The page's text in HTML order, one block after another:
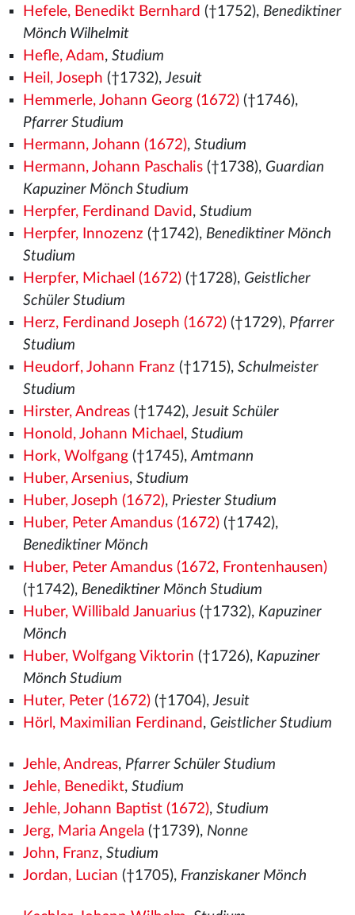
Hefele, Benedikt Bernhard (†1752), Benediktiner
Mönch Wilhelmit
Hefle, Adam, Studium
Heil, Joseph (†1732),Jesuit
Hemmerle, Johann Georg (1672)(†1746),
Pfarrer Studium
Hermann, Johann (1672), Studium
Hermann, Johann Paschalis(†1738), Guardian
Kapuziner Mönch Studium
Herpfer, Ferdinand David , Studium
Herpfer, Innozenz (†1742), Benediktiner Mönch
Studium
Herpfer, Michael (1672)(†1728), Geistlicher
Schüler Studium
Herz, Ferdinand Joseph (1672)(†1729), Pfarrer
Studium
Heudorf, Johann Franz (†1715), Schulmeister
Studium
Hirster, Andreas(†1742),Jesuit Schüler
Honold, Johann Michael , Studium
Hork, Wolfgang(†1745),Amtmann
Huber, Arsenius, Studium
Huber, Joseph (1672), Priester Studium
Huber, Peter Amandus (1672)(†1742),
Benediktiner Mönch
Huber, Peter Amandus (1672, Frontenhausen)
(†1742), Benediktiner Mönch Studium
Huber, Willibald Januarius(†1732), Kapuziner
Mönch
Huber, Wolfgang Viktorin (†1726), Kapuziner
Mönch Studium
Huter, Peter (1672)(†1704),Jesuit
Hörl, Maximilian Ferdinand , Geistlicher Studium
Jehle, Andreas, Pfarrer Schüler Studium
Jehle, Benedikt, Studium
Jehle, Johann Baptist (1672), Studium
Jerg, Maria Angela(†1739), Nonne
John, Franz, Studium
Jordan, Lucian (†1705), Franziskaner Mönch